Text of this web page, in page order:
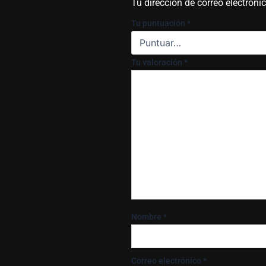
Tu dirección de correo
Tu puntuación *
Tu valoración *
Nombre *
Correo electrónico *